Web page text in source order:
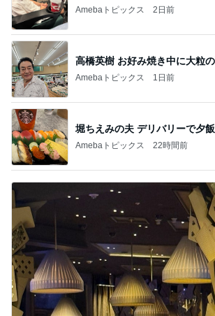
Amebaトピックス 2日前
高橋英樹 お好み焼き中に大粒
Amebaトピックス 1日前
堀ちえみの夫 デリバリーで夕飯
Amebaトピックス 22時間前